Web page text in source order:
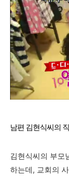
남편 김현식씨의
김현식씨의 부모
하는데, 교회의